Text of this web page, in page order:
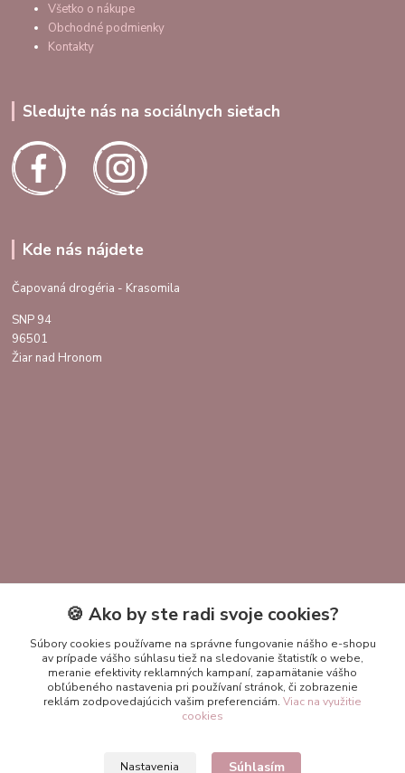
Všetko o nákupe
Obchodné podmienky
Kontakty
Sledujte nás na sociálnych sieťach
Kde nás nájdete
Čapovaná drogéria - Krasomila
SNP 94
96501
Žiar nad Hronom
+421 951 411 400
ekokrasomila@gmail.com
🍪 Ako by ste radi svoje cookies?
Súbory cookies používame na správne fungovanie nášho e-shopu
av prípade vášho súhlasu tiež na sledovanie štatistík o webe,
meranie efektivity reklamných kampaní, zapamätanie vášho
obľúbeného nastavenia pri používaní stránok, či zobrazenie
reklám zodpovedajúcich vašim preferenciám. Viac na využitie
cookies
Nastavenia Súhlasím